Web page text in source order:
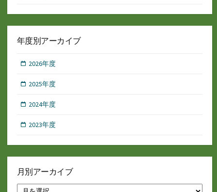
年度別アーカイブ
2026年度
2025年度
2024年度
2023年度
月別アーカイブ